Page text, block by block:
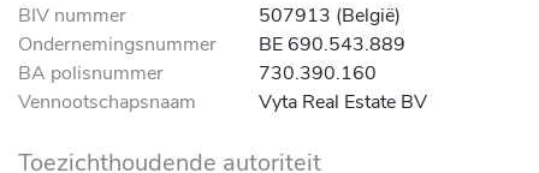
BIV nummer
507913 (België)
Ondernemingsnummer
BE 690.543.889
BA polisnummer
730.390.160
Vennootschapsnaam
Vyta Real Estate BV
Toezichthoudende autoriteit